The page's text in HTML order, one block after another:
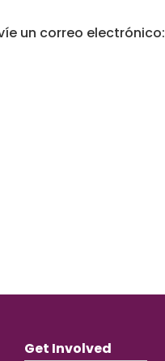
un correo electrónico:
Get Involved